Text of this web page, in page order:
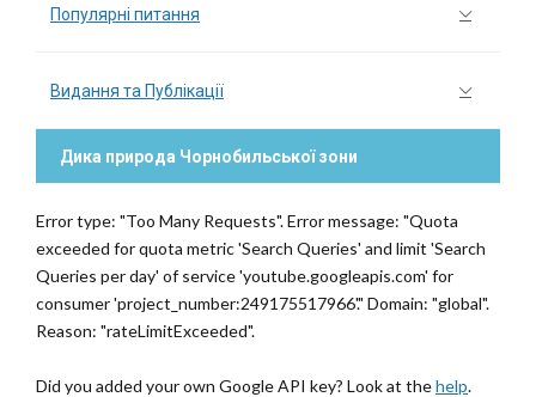
Популярні питання
Видання та Публікації
Дика природа Чорнобильської зони
Error type: "Too Many Requests". Error message: "Quota
exceeded for quota metric 'Search Queries' and limit 'Search
Queries per day' of service 'youtube.googleapis.com' for
consumer 'project_number:249175517966'." Domain: "global".
Reason: "rateLimitExceeded".
Did you added your own Google API key? Look at thehelp.